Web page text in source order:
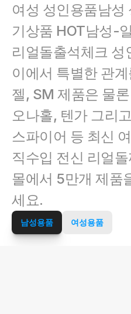
여성 성인용품남성
기상품 HOT남성-
리얼돌출석체크 성
이에서 특별한 관
젤, SM 제품은 물
오나홀, 텐가 그리
스파이어 등 최신
직수입 전신 리얼
몰에서 5만개 제품
세요.
남성용품 여성용품